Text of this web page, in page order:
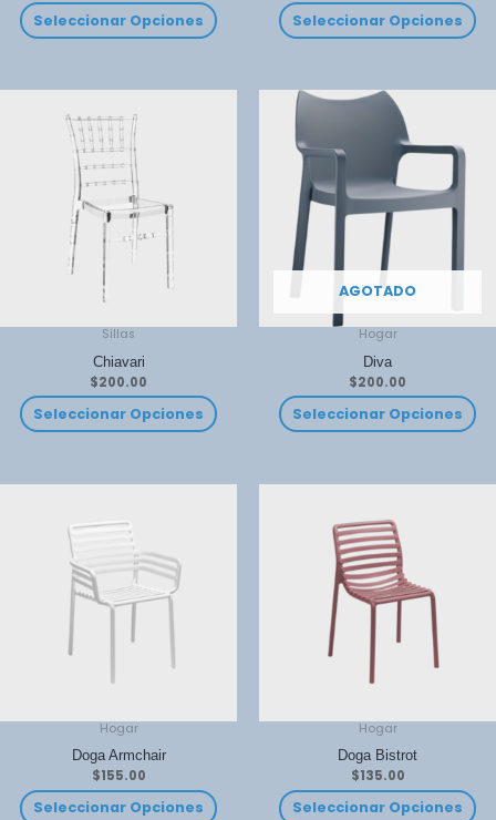
Seleccionar Opciones Seleccionar Opciones
Sillas
Chiavari
$200.00
Seleccionar Opciones
AGOTADO
Hogar
Diva
$200.00
Seleccionar Opciones
Hogar
Doga Armchair
$155.00
Seleccionar Opciones
Hogar
Doga Bistrot
$135.00
Seleccionar Opciones